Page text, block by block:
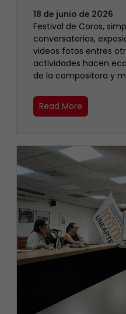
18 de junio de 2026
Festival de Coros,
conversatorios,
videos fotos entres
actividades hacen
de la compositora y
Read More